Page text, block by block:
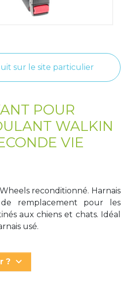
sur le site particulier
POUR
WALKIN
VIE
reconditionné. Harnais
remplacement pour les
aux chiens et chats. Idéal
usé.
? keyboard_arrow_down